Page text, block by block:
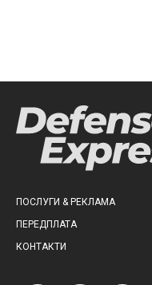
ПОСЛУГИ & РЕКЛАМА
ПЕРЕДПЛАТА
КОНТАКТИ